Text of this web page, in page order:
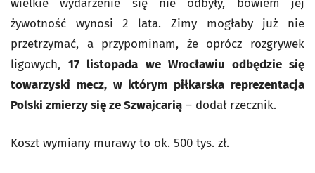
wielkie wydarzenie się nie odbyły, bowiem jej
żywotność wynosi 2 lata. Zimy mogłaby już nie
przetrzymać, a przypominam, że oprócz rozgrywek
ligowych,17 listopada we Wrocławiu odbędzie się
towarzyski mecz, w którym piłkarska reprezentacja
Polski zmierzy się ze Szwajcarią – dodał rzecznik.
Koszt wymiany murawy to ok. 500 tys. zł.